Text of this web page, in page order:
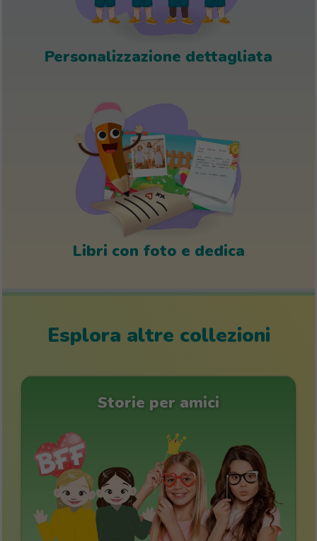
Personalizzazione dettagliata
Libri con foto e dedica
Esplora altre collezioni
Storie per amici